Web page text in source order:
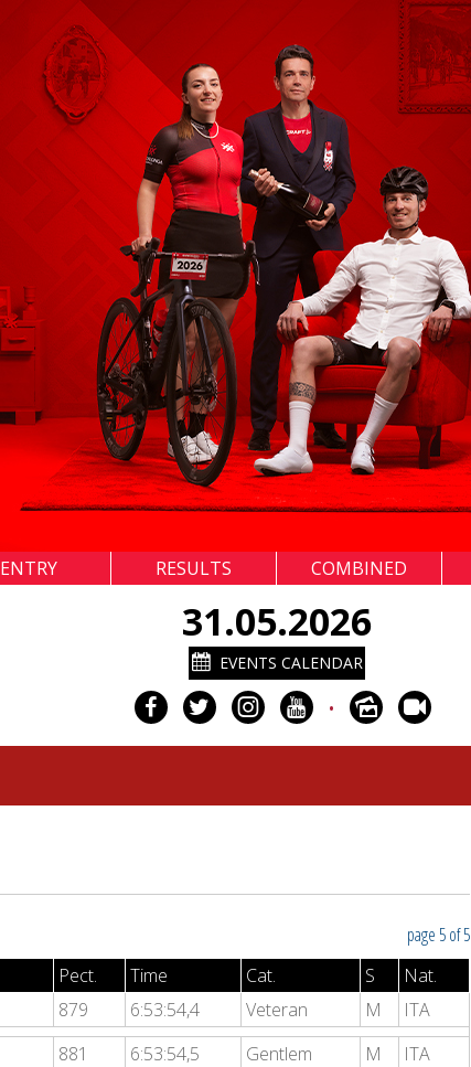
ENTRY RESULTS COMBINED
31.05.2026
EVENTS CALENDAR
•
page 5 of 5
Pect. Time Cat. S
Nat.
879 6:53:54,4 Veteran M
ITA
881 6:53:54,5 Gentlem M
ITA